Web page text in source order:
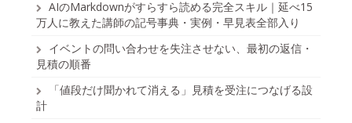
AIのMarkdownがすらすら読める完全スキル｜延べ15
万人に教えた講師の記号事典・実例・早見表全部入り
イベントの問い合わせを失注させない、最初の返信・
見積の順番
「値段だけ聞かれて消える」見積を受注につなげる設
計